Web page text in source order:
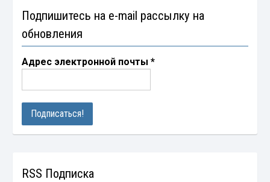
Подпишитесь на e-mail рассылку на
обновления
Адрес электронной почты*
RSS Подписка